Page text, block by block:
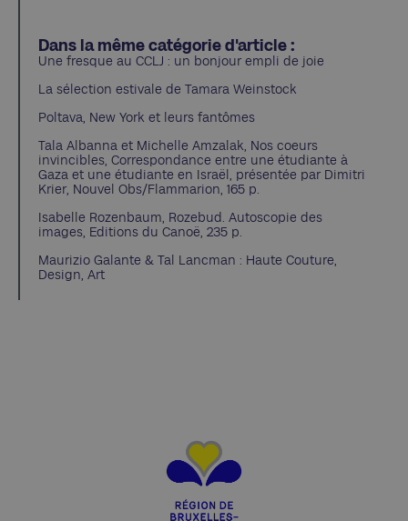
Dans la même catégorie d'article :
Une fresque au CCLJ : un bonjour empli de joie
La sélection estivale de Tamara Weinstock
Poltava, New York et leurs fantômes
Tala Albanna et Michelle Amzalak, Nos coeurs
invincibles, Correspondance entre une étudiante à
Gaza et une étudiante en Israël, présentée par Dimitri
Krier, Nouvel Obs/Flammarion, 165 p.
Isabelle Rozenbaum, Rozebud. Autoscopie des
images, Editions du Canoë, 235 p.
Maurizio Galante & Tal Lancman : Haute Couture,
Design, Art